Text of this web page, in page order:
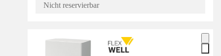
Nicht reservierbar